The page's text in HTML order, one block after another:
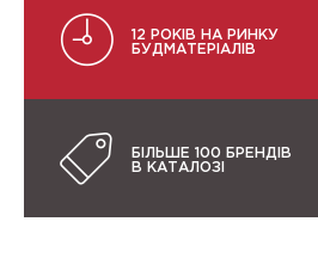
12 РОКІВ НА РИНКУ
БУДМАТЕРІАЛІВ
БІЛЬШЕ 100 БРЕНДІВ
В КАТАЛОЗІ